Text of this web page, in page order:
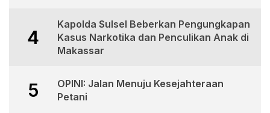
4
Kapolda Sulsel Beberkan Pengungkapan
Kasus Narkotika dan Penculikan Anak di
Makassar
5
OPINI: Jalan Menuju Kesejahteraan
Petani